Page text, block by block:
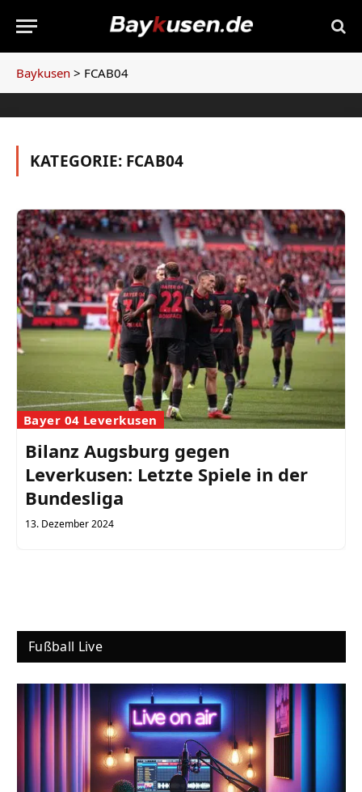
Baykusen > FCAB04
KATEGORIE: FCAB04
Bayer 04 Leverkusen
Bilanz Augsburg gegen
Leverkusen: Letzte Spiele in der
Bundesliga
13. Dezember 2024
Fußball Live